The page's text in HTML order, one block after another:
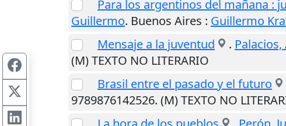
Para los argentinos del mañana :
Guillermo. Buenos Aires : Guillermo
Mensaje a la juventud
.
(M) TEXTO NO LITERARIO
Brasil entre el pasado y el futuro
9789876142526. (M) TEXTO NO